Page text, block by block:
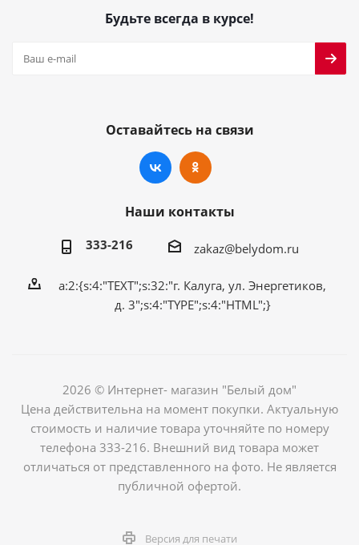
Будьте всегда в курсе!
Оставайтесь на связи
Наши контакты
333-216 zakaz@belydom.ru
a:2:{s:4:"TEXT";s:32:"г. Калуга, ул. Энергетиков,
д. 3";s:4:"TYPE";s:4:"HTML";}
2026 © Интернет- магазин "Белый дом"
Цена действительна на момент покупки. Актуальную
стоимость и наличие товара уточняйте по номеру
телефона 333-216. Внешний вид товара может
отличаться от представленного на фото. Не является
публичной офертой.
Версия для печати